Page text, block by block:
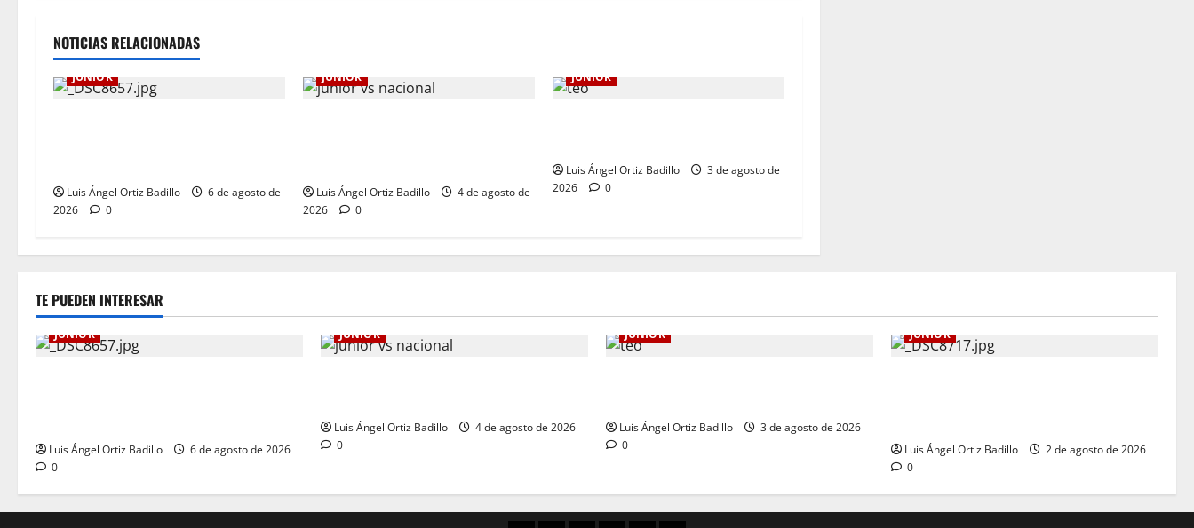
NOTICIAS RELACIONADAS
JUNIOR
Luis Ángel Ortiz Badillo
6 de agosto de
2026
0
JUNIOR
Luis Ángel Ortiz Badillo
4 de agosto de
2026
0
JUNIOR
Luis Ángel Ortiz Badillo
3 de agosto de
2026
0
TE PUEDEN INTERESAR
JUNIOR
Luis Ángel Ortiz Badillo
6 de agosto de 2026
0
JUNIOR
Luis Ángel Ortiz Badillo
4 de agosto de 2026
0
JUNIOR
Luis Ángel Ortiz Badillo
3 de agosto de 2026
0
JUNIOR
Luis Ángel Ortiz Badillo
2 de agosto de 2026
0